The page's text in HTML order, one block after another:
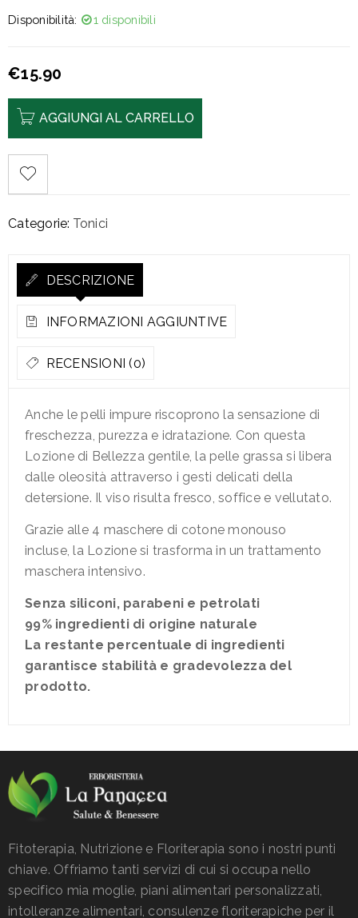
Disponibilità: 1 disponibili
€15.90
AGGIUNGI AL CARRELLO
Categorie: Tonici
DESCRIZIONE
INFORMAZIONI AGGIUNTIVE
RECENSIONI (0)
Anche le pelli impure riscoprono la sensazione di
freschezza, purezza e idratazione. Con questa
Lozione di Bellezza gentile, la pelle grassa si libera
dalle oleosità attraverso i gesti delicati della
detersione. Il viso risulta fresco, soffice e vellutato.
Grazie alle 4 maschere di cotone monouso
incluse, la Lozione si trasforma in un trattamento
maschera intensivo.
Senza siliconi, parabeni e petrolati
99% ingredienti di origine naturale
La restante percentuale di ingredienti
garantisce stabilità e gradevolezza del
prodotto.
Fitoterapia, Nutrizione e Floriterapia sono i nostri punti
chiave. Offriamo tanti servizi di cui si occupa nello
specifico mia moglie, piani alimentari personalizzati,
intolleranze alimentari, consulenze floriterapiche per il